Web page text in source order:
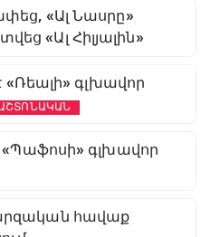
«Ալ Նասրը»
«Ալ Հիլյալին»
«Ռեալի» գլխավոր
«Պաֆոսի» գլխավոր
հավաք